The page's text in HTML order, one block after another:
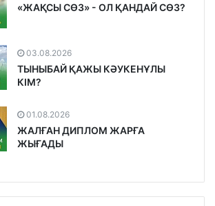
«ЖАҚСЫ СӨЗ» - ОЛ ҚАНДАЙ СӨЗ?
03.08.2026
ТЫНЫБАЙ ҚАЖЫ КӘУКЕНҰЛЫ
КІМ?
01.08.2026
ЖАЛҒАН ДИПЛОМ ЖАРҒА
ЖЫҒАДЫ